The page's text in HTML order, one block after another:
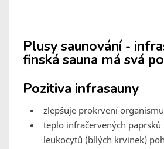
Plusy saunování -
finská sauna má svá
Pozitiva infrasauny
zlepšuje prokrvení
teplo infračervených paprsků
leukocytů (bílých krvinek)